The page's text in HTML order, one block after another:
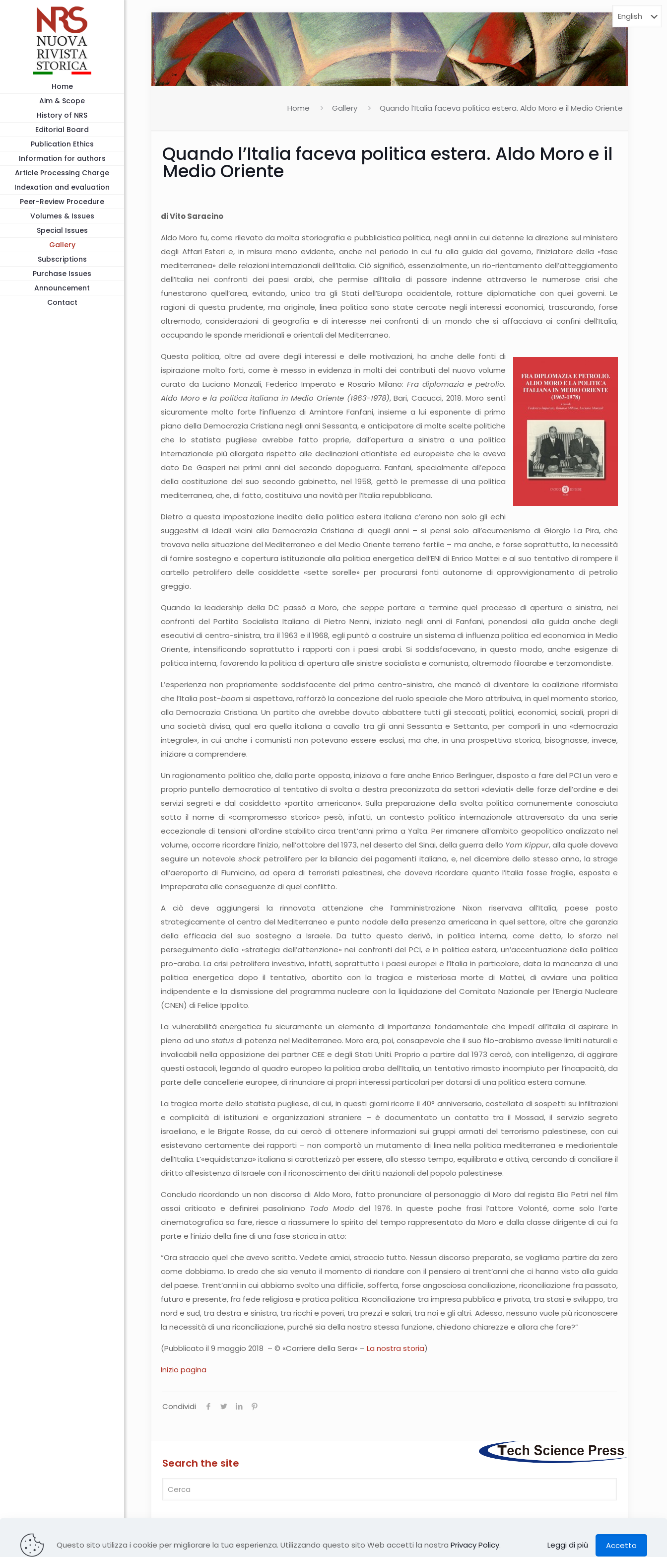
Home
Aim & Scope
History of NRS
Editorial Board
Publication Ethics
Information for authors
Article Processing Charge
Indexation and evaluation
Peer-Review Procedure
Volumes & Issues
Special Issues
Gallery
Subscriptions
Purchase Issues
Announcement
Contact
Home Gallery Quando l’Italia faceva politica estera. Aldo Moro e il Medio Oriente
Quando l’Italia faceva politica estera. Aldo Moro e il
Medio Oriente
di Vito Saracino
Aldo Moro fu, come rilevato da molta storiografia e pubblicistica politica, negli anni in cui detenne la direzione sul ministero
degli Affari Esteri e, in misura meno evidente, anche nel periodo in cui fu alla guida del governo, l’iniziatore della «fase
mediterranea» delle relazioni internazionali dell’Italia. Ciò significò, essenzialmente, un rio-rientamento dell’atteggiamento
dell’Italia nei confronti dei paesi arabi, che permise all’Italia di passare indenne attraverso le numerose crisi che
funestarono quell’area, evitando, unico tra gli Stati dell’Europa occidentale, rotture diplomatiche con quei governi. Le
ragioni di questa prudente, ma originale, linea politica sono state cercate negli interessi economici, trascurando, forse
oltremodo, considerazioni di geografia e di interesse nei confronti di un mondo che si affacciava ai confini dell’Italia,
occupando le sponde meridionali e orientali del Mediterraneo.
Questa politica, oltre ad avere degli interessi e delle motivazioni, ha anche delle fonti di
ispirazione molto forti, come è messo in evidenza in molti dei contributi del nuovo volume
curato da Luciano Monzali, Federico Imperato e Rosario Milano: Fra diplomazia e petrolio.
Aldo Moro e la politica italiana in Medio Oriente (1963-1978), Bari, Cacucci, 2018. Moro sentì
sicuramente molto forte l’influenza di Amintore Fanfani, insieme a lui esponente di primo
piano della Democrazia Cristiana negli anni Sessanta, e anticipatore di molte scelte politiche
che lo statista pugliese avrebbe fatto proprie, dall’apertura a sinistra a una politica
internazionale più allargata rispetto alle declinazioni atlantiste ed europeiste che le aveva
dato De Gasperi nei primi anni del secondo dopoguerra. Fanfani, specialmente all’epoca
della costituzione del suo secondo gabinetto, nel 1958, gettò le premesse di una politica
mediterranea, che, di fatto, costituiva una novità per l’Italia repubblicana.
Dietro a questa impostazione inedita della politica estera italiana c’erano non solo gli echi
suggestivi di ideali vicini alla Democrazia Cristiana di quegli anni – si pensi solo all’ecumenismo di Giorgio La Pira, che
trovava nella situazione del Mediterraneo e del Medio Oriente terreno fertile – ma anche, e forse soprattutto, la necessità
di fornire sostegno e copertura istituzionale alla politica energetica dell’ENI di Enrico Mattei e al suo tentativo di rompere il
cartello petrolifero delle cosiddette «sette sorelle» per procurarsi fonti autonome di approvvigionamento di petrolio
greggio.
Quando la leadership della DC passò a Moro, che seppe portare a termine quel processo di apertura a sinistra, nei
confronti del Partito Socialista Italiano di Pietro Nenni, iniziato negli anni di Fanfani, ponendosi alla guida anche degli
esecutivi di centro-sinistra, tra il 1963 e il 1968, egli puntò a costruire un sistema di influenza politica ed economica in Medio
Oriente, intensificando soprattutto i rapporti con i paesi arabi. Si soddisfacevano, in questo modo, anche esigenze di
politica interna, favorendo la politica di apertura alle sinistre socialista e comunista, oltremodo filoarabe e terzomondiste.
L’esperienza non propriamente soddisfacente del primo centro-sinistra, che mancò di diventare la coalizione riformista
che l’Italia post-boomsi aspettava, rafforzò la concezione del ruolo speciale che Moro attribuiva, in quel momento storico,
alla Democrazia Cristiana. Un partito che avrebbe dovuto abbattere tutti gli steccati, politici, economici, sociali, propri di
una società divisa, qual era quella italiana a cavallo tra gli anni Sessanta e Settanta, per comporli in una «democrazia
integrale», in cui anche i comunisti non potevano essere esclusi, ma che, in una prospettiva storica, bisognasse, invece,
iniziare a comprendere.
Un ragionamento politico che, dalla parte opposta, iniziava a fare anche Enrico Berlinguer, disposto a fare del PCI un vero e
proprio puntello democratico al tentativo di svolta a destra preconizzata da settori «deviati» delle forze dell’ordine e dei
servizi segreti e dal cosiddetto «partito americano». Sulla preparazione della svolta politica comunemente conosciuta
sotto il nome di «compromesso storico» pesò, infatti, un contesto politico internazionale attraversato da una serie
eccezionale di tensioni all’ordine stabilito circa trent’anni prima a Yalta. Per rimanere all’ambito geopolitico analizzato nel
volume, occorre ricordare l’inizio, nell’ottobre del 1973, nel deserto del Sinai, della guerra dello Yom Kippur, alla quale doveva
seguire un notevoleshock petrolifero per la bilancia dei pagamenti italiana, e, nel dicembre dello stesso anno, la strage
all’aeroporto di Fiumicino, ad opera di terroristi palestinesi, che doveva ricordare quanto l’Italia fosse fragile, esposta e
impreparata alle conseguenze di quel conflitto.
A ciò deve aggiungersi la rinnovata attenzione che l’amministrazione Nixon riservava all’Italia, paese posto
strategicamente al centro del Mediterraneo e punto nodale della presenza americana in quel settore, oltre che garanzia
della efficacia del suo sostegno a Israele. Da tutto questo derivò, in politica interna, come detto, lo sforzo nel
perseguimento della «strategia dell’attenzione» nei confronti del PCI, e in politica estera, un’accentuazione della politica
pro-araba. La crisi petrolifera investiva, infatti, soprattutto i paesi europei e l’Italia in particolare, data la mancanza di una
politica energetica dopo il tentativo, abortito con la tragica e misteriosa morte di Mattei, di avviare una politica
indipendente e la dismissione del programma nucleare con la liquidazione del Comitato Nazionale per l’Energia Nucleare
(CNEN) di Felice Ippolito.
La vulnerabilità energetica fu sicuramente un elemento di importanza fondamentale che impedì all’Italia di aspirare in
pieno ad unostatus di potenza nel Mediterraneo. Moro era, poi, consapevole che il suo filo-arabismo avesse limiti naturali e
invalicabili nella opposizione dei partner CEE e degli Stati Uniti. Proprio a partire dal 1973 cercò, con intelligenza, di aggirare
questi ostacoli, legando al quadro europeo la politica araba dell’Italia, un tentativo rimasto incompiuto per l’incapacità, da
parte delle cancellerie europee, di rinunciare ai propri interessi particolari per dotarsi di una politica estera comune.
La tragica morte dello statista pugliese, di cui, in questi giorni ricorre il 40° anniversario, costellata di sospetti su infiltrazioni
e complicità di istituzioni e organizzazioni straniere – è documentato un contatto tra il Mossad, il servizio segreto
israeliano, e le Brigate Rosse, da cui cercò di ottenere informazioni sui gruppi armati del terrorismo palestinese, con cui
esistevano certamente dei rapporti – non comportò un mutamento di linea nella politica mediterranea e mediorientale
dell’Italia. L’«equidistanza» italiana si caratterizzò per essere, allo stesso tempo, equilibrata e attiva, cercando di conciliare il
diritto all’esistenza di Israele con il riconoscimento dei diritti nazionali del popolo palestinese.
Concludo ricordando un non discorso di Aldo Moro, fatto pronunciare al personaggio di Moro dal regista Elio Petri nel film
assai criticato e definirei pasoliniano Todo Modo del 1976. In queste poche frasi l’attore Volonté, come solo l’arte
cinematografica sa fare, riesce a riassumere lo spirito del tempo rappresentato da Moro e dalla classe dirigente di cui fa
parte e l’inizio della fine di una fase storica in atto:
“Ora straccio quel che avevo scritto. Vedete amici, straccio tutto. Nessun discorso preparato, se vogliamo partire da zero
come dobbiamo. Io credo che sia venuto il momento di riandare con il pensiero ai trent’anni che ci hanno visto alla guida
del paese. Trent’anni in cui abbiamo svolto una difficile, sofferta, forse angosciosa conciliazione, riconciliazione fra passato,
futuro e presente, fra fede religiosa e pratica politica. Riconciliazione tra impresa pubblica e privata, tra stasi e sviluppo, tra
nord e sud, tra destra e sinistra, tra ricchi e poveri, tra prezzi e salari, tra noi e gli altri. Adesso, nessuno vuole più riconoscere
la necessità di una riconciliazione, purché sia della nostra stessa funzione, chiedono chiarezze e allora che fare?”
(Pubblicato il 9 maggio 2018 – © «Corriere della Sera» – La nostra storia)
Inizio pagina
Condividi
Search the site
Questo sito utilizza i cookie per migliorare la tua esperienza. Utilizzando questo sito Web accetti la nostra Privacy Policy. Leggi di più Accetto